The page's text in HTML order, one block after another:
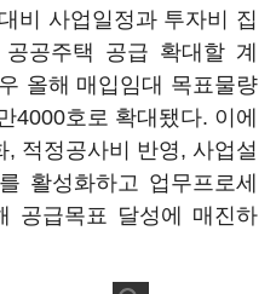
비 사업일정과 투자비 집
공주택 공급 확대할 계
올해 매입임대 목표물량
4000호로 확대됐다. 이에
적정공사비 반영, 사업설
활성화하고 업무프로세
공급목표 달성에 매진하